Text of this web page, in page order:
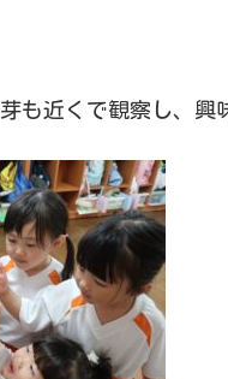
も近くで観察し、興